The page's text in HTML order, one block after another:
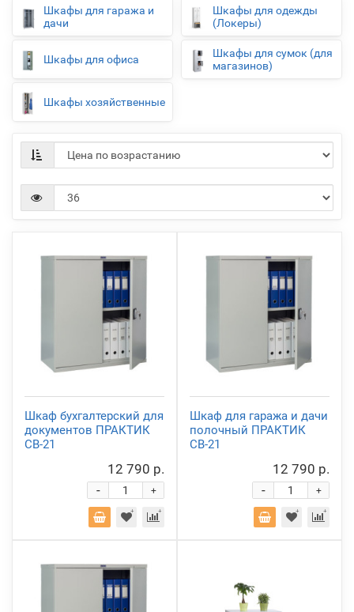
Шкафы для гаража и
дачи
Шкафы для одежды
(Локеры)
Шкафы для офиса
Шкафы для сумок (для
магазинов)
Шкафы хозяйственные
Шкаф бухгалтерский для
документов ПРАКТИК
СВ-21
12 790 р.
+
-
Шкаф для гаража и дачи
полочный ПРАКТИК
СВ-21
12 790 р.
+
-